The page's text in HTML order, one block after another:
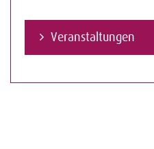
Veranstaltungen